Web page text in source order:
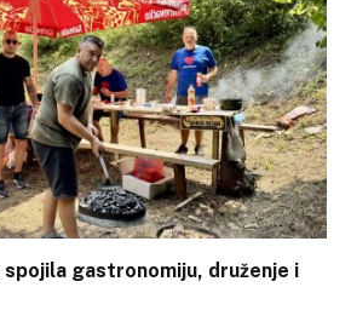
spojila gastronomiju, druženje i